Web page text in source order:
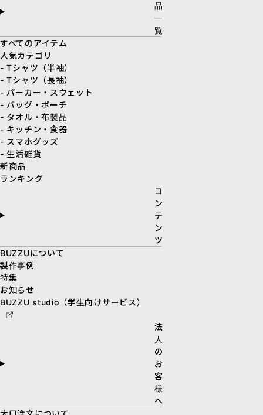
品
一
覧
すべてのアイテム
人気カテゴリ
- Tシャツ（半袖）
- Tシャツ（長袖）
- パーカー・スウェット
- バッグ・ポーチ
- タオル・布製品
- キッチン・食器
- スマホグッズ
- 生活雑貨
新商品
ランキング
コ
ン
テ
ン
ツ
BUZZUについて
製作事例
特集
お知らせ
BUZZU studio（学生向けサービス）
法
人
の
お
客
様
へ